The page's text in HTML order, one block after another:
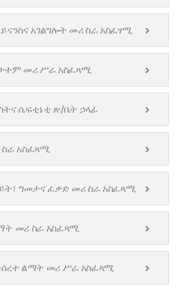
አገልግሎት መሪ ስራ አስፈፃሚ
መሪ ሥራ አስፈጻሚ
ሴፍቲኔቲ ጽ/ቤት ኃላፊ
አስፈጻሚ
ግመታና ፈቃድ መሪ ስራ አስፈጻሚ
መሪ ስራ አስፈጻሚ
ልማት መሪ ሥራ አስፈጻሚ